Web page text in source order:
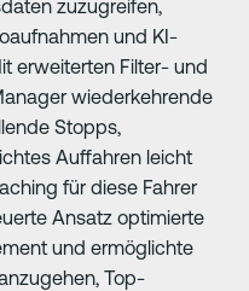
zuzugreifen,
und KI-
erweiterten Filter- und
wiederkehrende
Stopps,
Auffahren leicht
für diese Fahrer
Ansatz optimierte
und ermöglichte
Top-